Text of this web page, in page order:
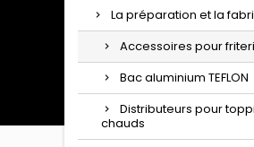
La préparation et la
Accessoires pour
Bac aluminium TEFLON
Distributeurs pour
chauds